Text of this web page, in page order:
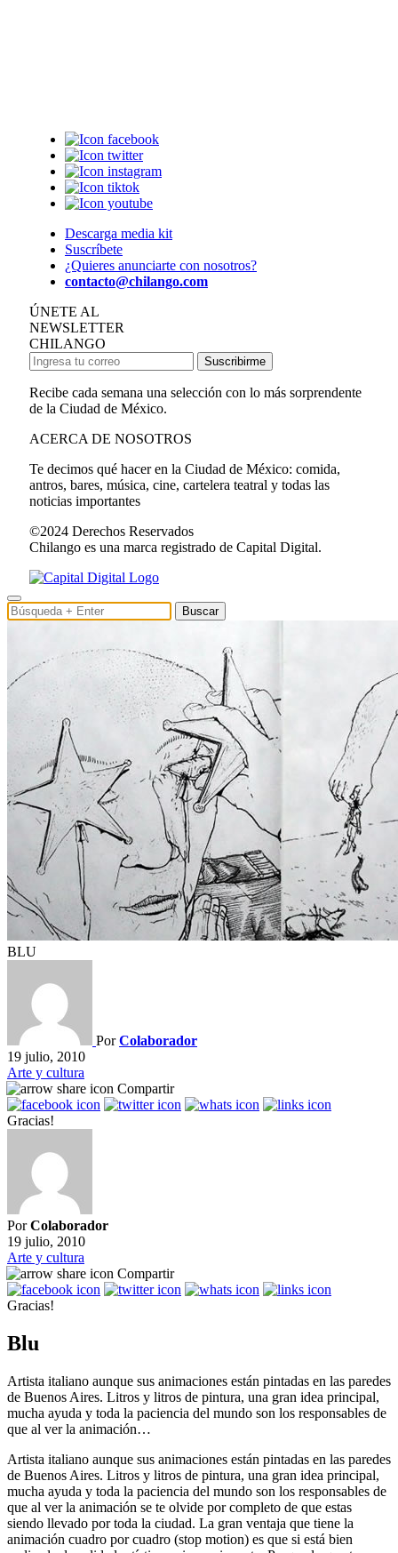
Descarga media kit
Suscríbete
¿Quieres anunciarte con nosotros?
contacto@chilango.com
ÚNETE AL
NEWSLETTER
CHILANGO
Suscribirme
Recibe cada semana una selección con lo más sorprendente
de la Ciudad de México.
ACERCA DE NOSOTROS
Te decimos qué hacer en la Ciudad de México: comida,
antros, bares, música, cine, cartelera teatral y todas las
noticias importantes
©2024 Derechos Reservados
Chilango es una marca registrado de Capital Digital.
Buscar
BLU
PorColaborador
19 julio, 2010
Arte y cultura
Compartir
Gracias!
PorColaborador
19 julio, 2010
Arte y cultura
Compartir
Gracias!
Blu
Artista italiano aunque sus animaciones están pintadas en las paredes
de Buenos Aires. Litros y litros de pintura, una gran idea principal,
mucha ayuda y toda la paciencia del mundo son los responsables de
que al ver la animación…
Artista italiano aunque sus animaciones están pintadas en las paredes
de Buenos Aires. Litros y litros de pintura, una gran idea principal,
mucha ayuda y toda la paciencia del mundo son los responsables de
que al ver la animación se te olvide por completo de que estas
siendo llevado por toda la ciudad. La gran ventaja que tiene la
animación cuadro por cuadro (stop motion) es que si está bien